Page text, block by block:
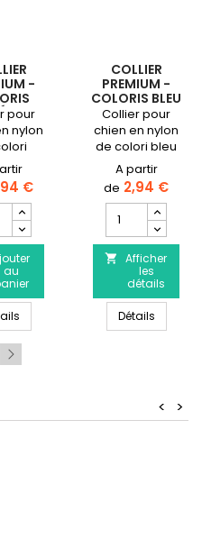
Noisette
-
pour
nylon
en
€
au
Collier Premium - Coloris Océan
COLLIER
PREMIUM -
COLORIS BLEU
ROYAL
Collier pour
chien en nylon
de colori bleu
Royal
disponible en
plusieurs
tailles.
2,94 €
quantité
du
produit
Collier
Premium
-
Coloris

Afficher
les
détails
DétailsCollier
>
<